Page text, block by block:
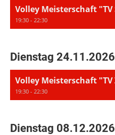
19:30 - 22:30
Dienstag 24.11.2026
19:30 - 22:30
Dienstag 08.12.2026